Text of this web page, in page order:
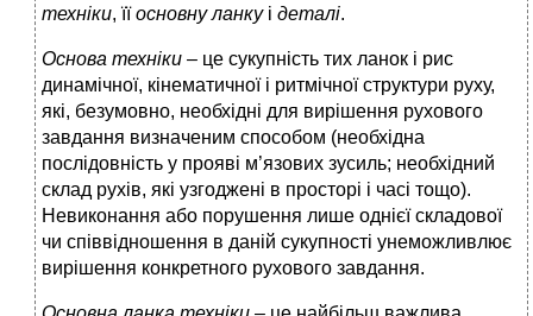
техніки, їїосновну ланкуі деталі.
Основа техніки – це сукупність тих ланок і рис
динамічної, кінематичної і ритмічної структури руху,
які, безумовно, необхідні для вирішення рухового
завдання визначеним способом (необхідна
послідовність у прояві м’язових зусиль; необхідний
склад рухів, які узгоджені в просторі і часі тощо).
Невиконання або порушення лише однієї складової
чи співвідношення в даній сукупності унеможливлює
вирішення конкретного рухового завдання.